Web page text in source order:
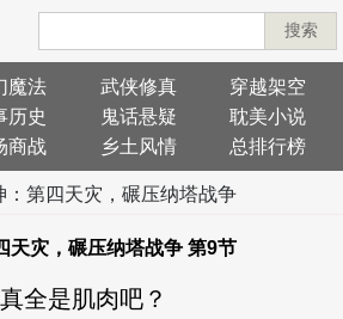
搜索
魔法 武侠修真
穿越架空
历史 鬼话悬疑
耽美小说
商战 乡土风情 总排行榜
：第四天灾，碾压纳塔战争
天灾，碾压纳塔战争 第9节
是肌肉吧？